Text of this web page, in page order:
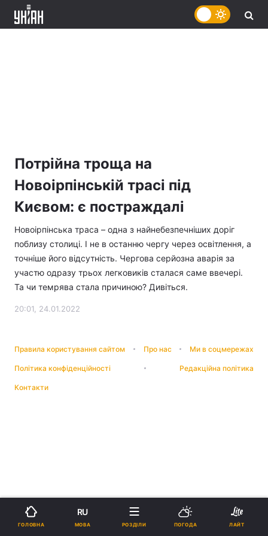
Потрійна троща на
Новоірпінській трасі під
Києвом: є постраждалі
Новоірпінська траса – одна з найнебезпечніших доріг
поблизу столиці. І не в останню чергу через освітлення, а
точніше його відсутність. Чергова серйозна аварія за
участю одразу трьох легковиків сталася саме ввечері.
Та чи темрява стала причиною? Дивіться.
20:01, 24.01.2022
Правила користування сайтом Про нас Ми в соцмережах
Політика конфіденційності Редакційна політика
Контакти
ГОЛОВНА
RU
МОВА РОЗДІЛИ ПОГОДА ЛАЙТ